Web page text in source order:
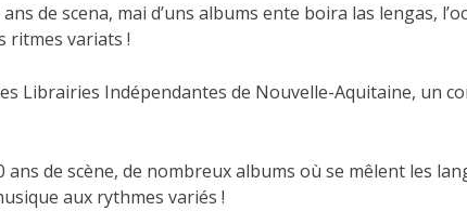
de scena, mai d’uns albums ente boira las lengas,
ritmes variats !
Librairies Indépendantes de Nouvelle-Aquitaine, un
de scène, de nombreux albums où se mêlent les
aux rythmes variés !